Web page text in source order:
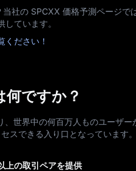
社の SPCXX 価格予測ページ
ています。
ださい！
何ですか？
世界中の何百万人ものユーザー
スできる入り口となっています。
上の取引ペアを提供